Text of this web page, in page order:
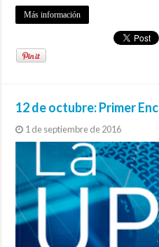
Más información
12 de octubre: Primer
1 de septiembre de 2016